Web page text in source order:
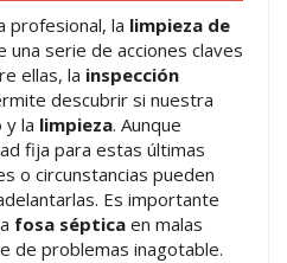
profesional, la limpieza de
una serie de acciones claves
ellas, la inspección
descubrir si nuestra
y la limpieza. Aunque
fija para estas últimas
o circunstancias pueden
Es importante
fosa sépticaen malas
de problemas inagotable.